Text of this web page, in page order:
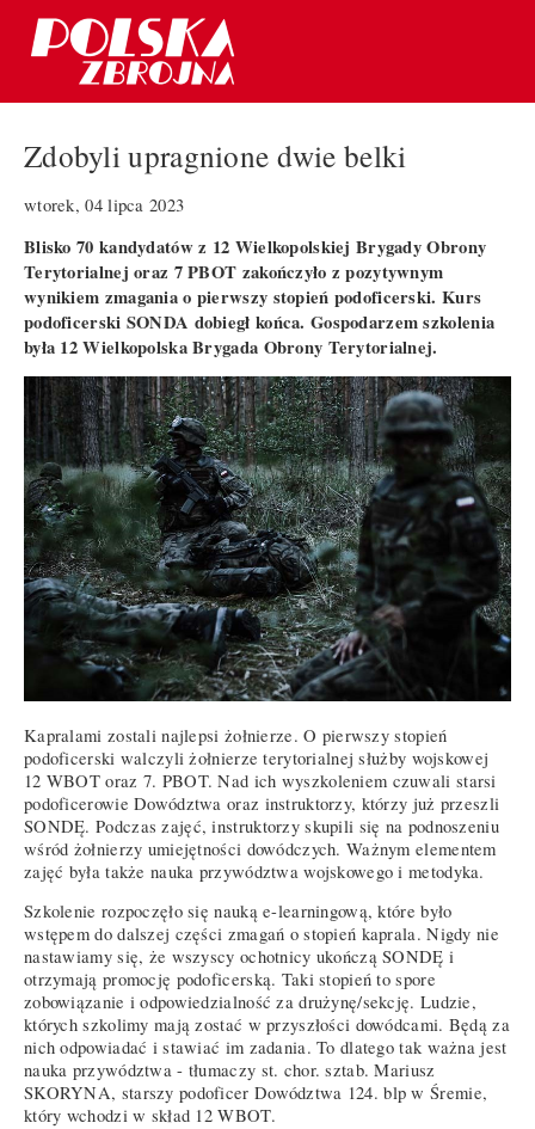
Zdobyli upragnione dwie belki
wtorek, 04 lipca 2023
Blisko 70 kandydatów z 12 Wielkopolskiej Brygady Obrony
Terytorialnej oraz 7 PBOT zakończyło z pozytywnym
wynikiem zmagania o pierwszy stopień podoficerski. Kurs
podoficerski SONDA dobiegł końca. Gospodarzem szkolenia
była 12 Wielkopolska Brygada Obrony Terytorialnej.
Kapralami zostali najlepsi żołnierze. O pierwszy stopień
podoficerski walczyli żołnierze terytorialnej służby wojskowej
12 WBOT oraz 7. PBOT. Nad ich wyszkoleniem czuwali starsi
podoficerowie Dowództwa oraz instruktorzy, którzy już przeszli
SONDĘ. Podczas zajęć, instruktorzy skupili się na podnoszeniu
wśród żołnierzy umiejętności dowódczych. Ważnym elementem
zajęć była także nauka przywództwa wojskowego i metodyka.
Szkolenie rozpoczęło się nauką e-learningową, które było
wstępem do dalszej części zmagań o stopień kaprala. Nigdy nie
nastawiamy się, że wszyscy ochotnicy ukończą SONDĘ i
otrzymają promocję podoficerską. Taki stopień to spore
zobowiązanie i odpowiedzialność za drużynę/sekcję. Ludzie,
których szkolimy mają zostać w przyszłości dowódcami. Będą za
nich odpowiadać i stawiać im zadania. To dlatego tak ważna jest
nauka przywództwa - tłumaczy st. chor. sztab. Mariusz
SKORYNA, starszy podoficer Dowództwa 124. blp w Śremie,
który wchodzi w skład 12 WBOT.